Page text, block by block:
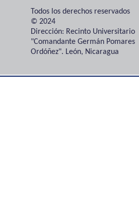
Todos los derechos reservados
© 2024
Dirección: Recinto Universitario
"Comandante Germán Pomares
Ordóñez". León, Nicaragua